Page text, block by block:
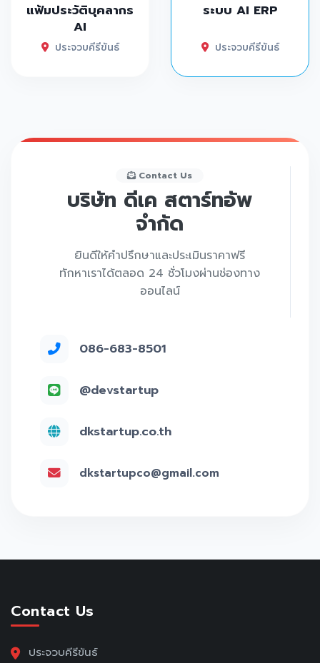
แฟ้มประวัติบุคลากร
AI
ประจวบคีรีขันธ์
ระบบ AI ERP
ประจวบคีรีขันธ์
Contact Us
บริษัท ดีเค สตาร์ทอัพ
จำกัด
ยินดีให้คำปรึกษาและประเมินราคาฟรี
ทักหาเราได้ตลอด 24 ชั่วโมงผ่านช่องทาง
ออนไลน์
086-683-8501
@devstartup
dkstartup.co.th
dkstartupco@gmail.com
Contact Us
ประจวบคีรีขันธ์